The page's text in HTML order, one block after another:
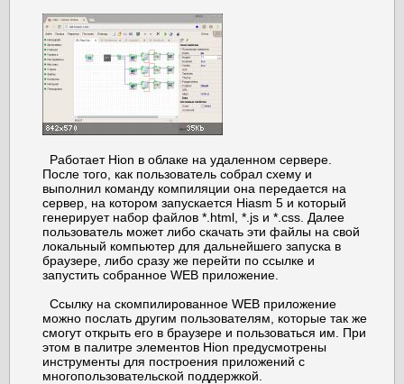
Работает Hion в облаке на удаленном сервере.
После того, как пользователь собрал схему и
выполнил команду компиляции она передается на
сервер, на котором запускается Hiasm 5 и который
генерирует набор файлов *.html, *.js и *.css. Далее
пользователь может либо скачать эти файлы на свой
локальный компьютер для дальнейшего запуска в
браузере, либо сразу же перейти по ссылке и
запустить собранное WEB приложение.
Ссылку на скомпилированное WEB приложение
можно послать другим пользователям, которые так же
смогут открыть его в браузере и пользоваться им. При
этом в палитре элементов Hion предусмотрены
инструменты для построения приложений с
многопользовательской поддержкой.